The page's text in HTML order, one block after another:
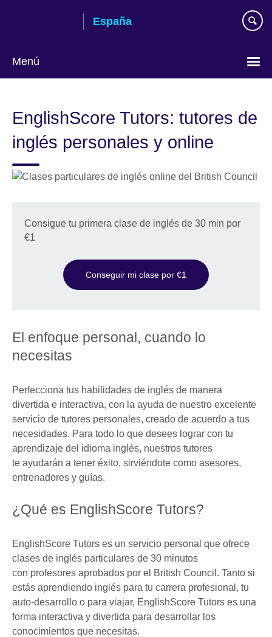
España
Menú
EnglishScore Tutors: tutores de
inglés personales y online
Consigue tu primera clase de inglés de 30 min por
€1
Conseguir mi clase por €1
El enfoque personal, cuando lo
necesitas
Perfecciona tus habilidades de inglés de manera
divertida e interactiva, con la ayuda de nuestro excelente
servicio de tutores personales, creado de acuerdo a tus
necesidades. Para todo lo que desees lograr con tu
aprendizaje del idioma inglés, nuestros tutores
te ayudarán a tener éxito, sirviéndote como asesores,
entrenadores y guías.
¿Qué es EnglishScore Tutors?
EnglishScore Tutors es un servicio personal que ofrece
clases de inglés particulares de 30 minutos
con profesores aprobados por el British Council. Tanto si
estás aprendiendo inglés para tu carrera profesional, tu
auto-desarrollo o para viajar, EnglishScore Tutors es una
forma interactiva y divertida para desarrollar los
conocimientos que necesitas.